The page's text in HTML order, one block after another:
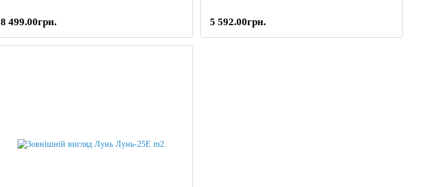
8 499.00грн. 5 592.00грн.